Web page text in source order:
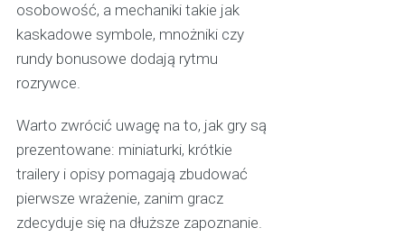
osobowość, a mechaniki takie jak
kaskadowe symbole, mnożniki czy
rundy bonusowe dodają rytmu
rozrywce.
Warto zwrócić uwagę na to, jak gry są
prezentowane: miniaturki, krótkie
trailery i opisy pomagają zbudować
pierwsze wrażenie, zanim gracz
zdecyduje się na dłuższe zapoznanie.